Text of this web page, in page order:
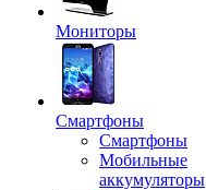
Мониторы
Смартфоны
Смартфоны
Мобильные
аккумуляторы